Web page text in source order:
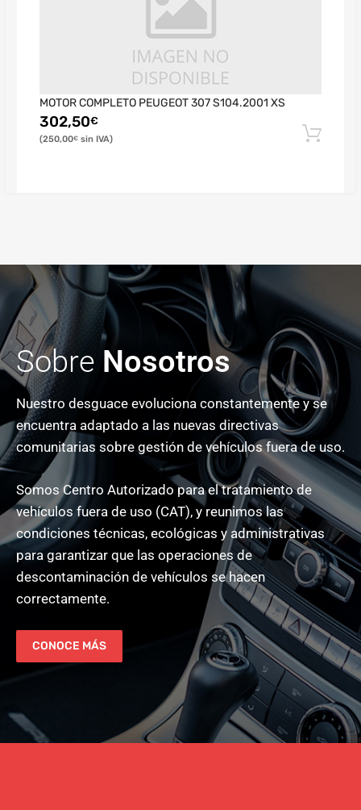
MOTOR COMPLETO PEUGEOT 307 S104.2001 XS
302,50€
250,00€
Sobre Nosotros
Nuestro desguace evoluciona constantemente y se
encuentra adaptado a las nuevas directivas
comunitarias sobre gestión de vehículos fuera de uso.
Somos Centro Autorizado para el tratamiento de
vehículos fuera de uso (CAT), y reunimos las
condiciones técnicas, ecológicas y administrativas
para garantizar que las operaciones de
descontaminación de vehículos se hacen
correctamente.
CONOCE MÁS